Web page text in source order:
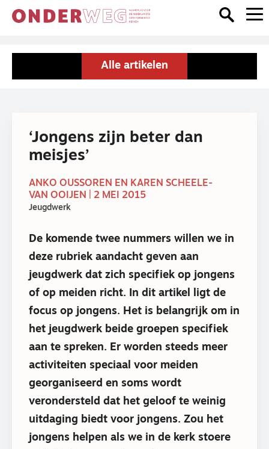
Alle artikelen
‘Jongens zijn beter dan
meisjes’
ANKO OUSSOREN EN KAREN SCHEELE-
VAN OOIJEN | 2 MEI 2015
Jeugdwerk
De komende twee nummers willen we in
deze rubriek aandacht geven aan
jeugdwerk dat zich specifiek op jongens
of op meiden richt. In dit artikel ligt de
focus op jongens. Het is belangrijk om in
het jeugdwerk beide groepen specifiek
aan te spreken. Er worden steeds meer
activiteiten speciaal voor meiden
georganiseerd en soms wordt
verondersteld dat het geloof te weinig
uitdaging biedt voor jongens. Zou het
jongens helpen als we in de kerk stoere